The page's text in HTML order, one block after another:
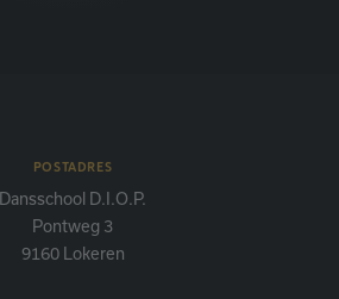
POSTADRES
Dansschool D.I.O.P.
Pontweg 3
9160 Lokeren